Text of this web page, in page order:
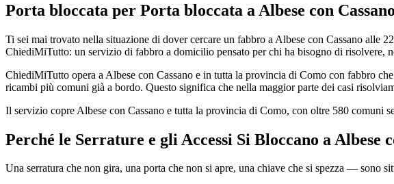
Porta bloccata per Porta bloccata a Albese con
Ti sei mai trovato nella situazione di dover cercare un fabbro a Albese con Cassano alle
ChiediMiTutto: un servizio di fabbro a domicilio pensato per chi ha bisogno di risolvere,
ChiediMiTutto opera a Albese con Cassano e in tutta la provincia di Como con fabbro
ricambi più comuni già a bordo. Questo significa che nella maggior parte dei casi
Il servizio copre Albese con Cassano e tutta la provincia di Como, con oltre 580 comuni
Perché le Serrature e gli Accessi Si Bloccano a Albese
Una serratura che non gira, una porta che non si apre, una chiave che si spezza — sono